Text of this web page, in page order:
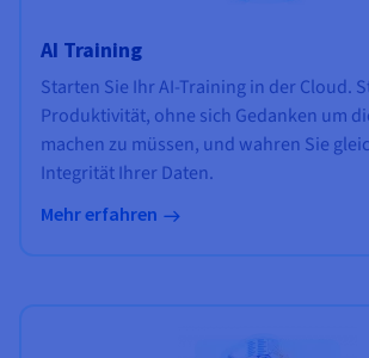
AI Training
Starten Sie Ihr AI-Training in der Cloud.
Produktivität, ohne sich Gedanken um
machen zu müssen, und wahren Sie
Integrität Ihrer Daten.
Mehr erfahren